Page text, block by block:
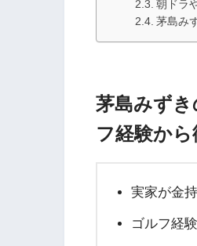
朝ドラ
茅島み
茅島みず
フ経験か
実家が金
ゴルフ経